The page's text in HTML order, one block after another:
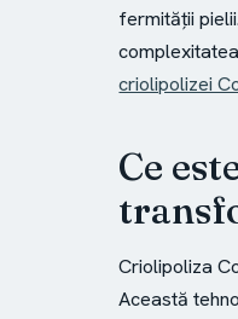
fermității
criolipolizei
Ce
Criolipoliza
Această